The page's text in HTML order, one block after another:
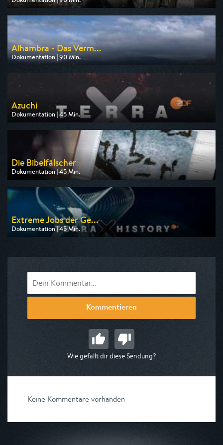
Ausgestrahlt von arte
am 13.08.2026, 20:15
Alhambra - Das Verm...
Dokumentation | 90 Min.
Ausgestrahlt von arte
am 08.08.2026, 20:15
Azuchi
Dokumentation | 45 Min.
Ausgestrahlt von ZDF
am 09.08.2026, 19:30
Die Bibelfälscher
Dokumentation | 45 Min.
Ausgestrahlt von arte
am 11.08.2026, 20:15
Extreme Jobs der Ge...
Dokumentation | 45 Min.
Ausgestrahlt von ZDF
Kommentieren
Wie gefällt dir diese Sendung?
Keine Kommentare vorhanden